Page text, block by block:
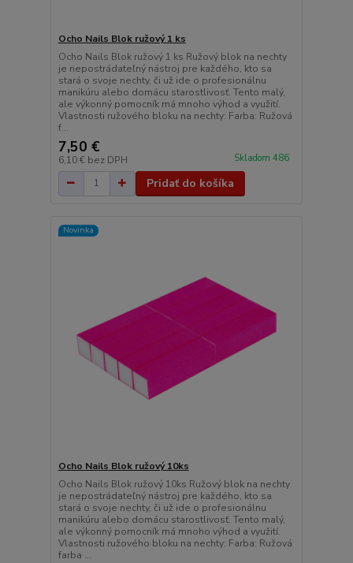
Ocho Nails Blok ružový 1 ks
Ocho Nails Blok ružový 1 ks Ružový blok na nechty
je nepostrádateľný nástroj pre každého, kto sa
stará o svoje nechty, či už ide o profesionálnu
manikúru alebo domácu starostlivosť. Tento malý,
ale výkonný pomocník má mnoho výhod a využití.
Vlastnosti ružového bloku na nechty: Farba: Ružová
f...
7,50 €
6,10 € bez DPH Skladom 486
Pridať do košíka
Novinka
Ocho Nails Blok ružový 10ks
Ocho Nails Blok ružový 10ks Ružový blok na nechty
je nepostrádateľný nástroj pre každého, kto sa
stará o svoje nechty, či už ide o profesionálnu
manikúru alebo domácu starostlivosť. Tento malý,
ale výkonný pomocník má mnoho výhod a využití.
Vlastnosti ružového bloku na nechty: Farba: Ružová
farba ...